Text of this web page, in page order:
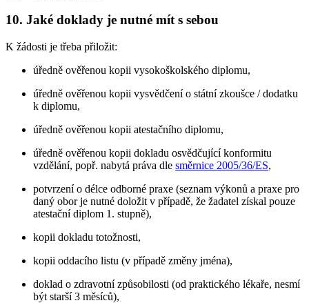
10. Jaké doklady je nutné mít s sebou
K žádosti je třeba přiložit:
úředně ověřenou kopii vysokoškolského diplomu,
úředně ověřenou kopii vysvědčení o státní zkoušce / dodatku
k diplomu,
úředně ověřenou kopii atestačního diplomu,
úředně ověřenou kopii dokladu osvědčující konformitu
vzdělání, popř. nabytá práva dle směrnice 2005/36/ES,
potvrzení o délce odborné praxe (seznam výkonů a praxe pro
daný obor je nutné doložit v případě, že žadatel získal pouze
atestační diplom 1. stupně),
kopii dokladu totožnosti,
kopii oddacího listu (v případě změny jména),
doklad o zdravotní způsobilosti (od praktického lékaře, nesmí
být starší 3 měsíců),